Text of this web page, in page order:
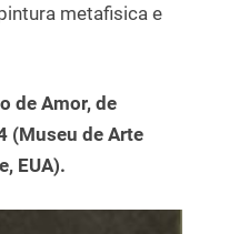
metafisica e
de Amor, de
(Museu de Arte
EUA).